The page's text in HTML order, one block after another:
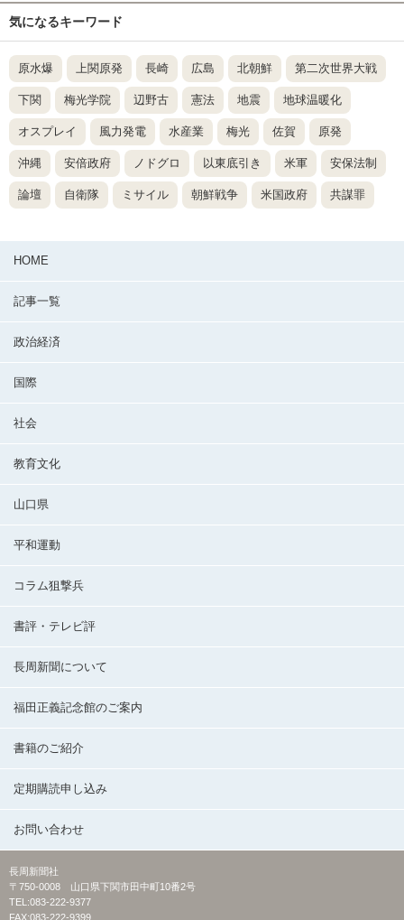
気になるキーワード
原水爆 上関原発 長崎 広島 北朝鮮 第二次世界大戦
下関 梅光学院 辺野古 憲法 地震 地球温暖化
オスプレイ 風力発電 水産業 梅光 佐賀 原発
沖縄 安倍政府 ノドグロ 以東底引き 米軍 安保法制
論壇 自衛隊 ミサイル 朝鮮戦争 米国政府 共謀罪
HOME
記事一覧
政治経済
国際
社会
教育文化
山口県
平和運動
コラム狙撃兵
書評・テレビ評
長周新聞について
福田正義記念館のご案内
書籍のご紹介
定期購読申し込み
お問い合わせ
長周新聞社
〒750-0008 山口県下関市田中町10番2号
TEL:083-222-9377
FAX:083-222-9399